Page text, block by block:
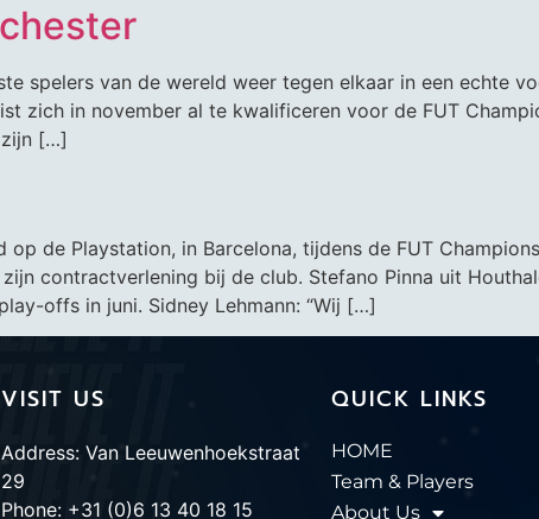
spelers van de wereld weer tegen elkaar in een echte
zich in november al te kwalificeren voor de FUT
zijn […]
de Playstation, in Barcelona, tijdens de FUT
contractverlening bij de club. Stefano Pinna uit
offs in juni. Sidney Lehmann: “Wij […]
VISIT US
Address: Van Leeuwenhoekstraat
29
Phone: +31 (0)6 13 40 18 15
QUICK LINKS
HOME
Team & Players
About Us